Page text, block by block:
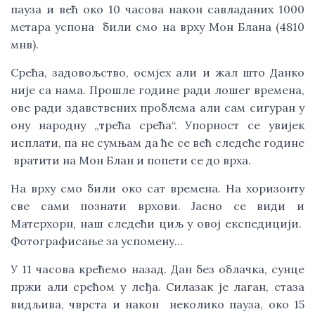
пауза и већ око 10 часова након савладаних 1000
метара успона били смо на врху Мон Блана (4810
мнв).
Срећа, задовољство, осмјех али и жал што Данко
није са нама. Прошле године ради лошег времена,
ове ради здавствених проблема али сам сигуран у
ону народну „трећа срећа“. Упорност се увијек
исплати, па не сумњам да ће се већ следеће године
вратити на Мон Блан и попети се до врха.
На врху смо били око сат времена. На хоризонту
све сами познати врхови. Јасно се види и
Матерхорн, наш следећи циљ у овој експедицији.
Фотографисање за успомену…
У 11 часова крећемо назад. Дан без облачка, сунце
пржи али срећом у леђа. Силазак је лаган, стаза
видљива, чврста и након неколико пауза, око 15